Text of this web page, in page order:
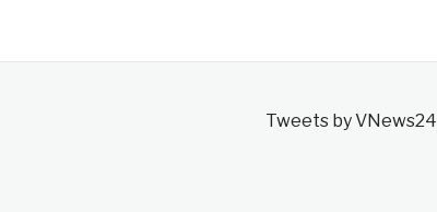
Tweets by VNews24